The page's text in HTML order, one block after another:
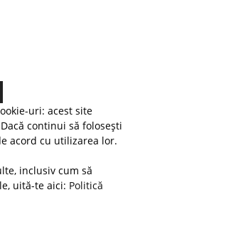
uri: acest site
continui să folosești
acord cu utilizarea lor.
inclusiv cum să
uită-te aici: Politică